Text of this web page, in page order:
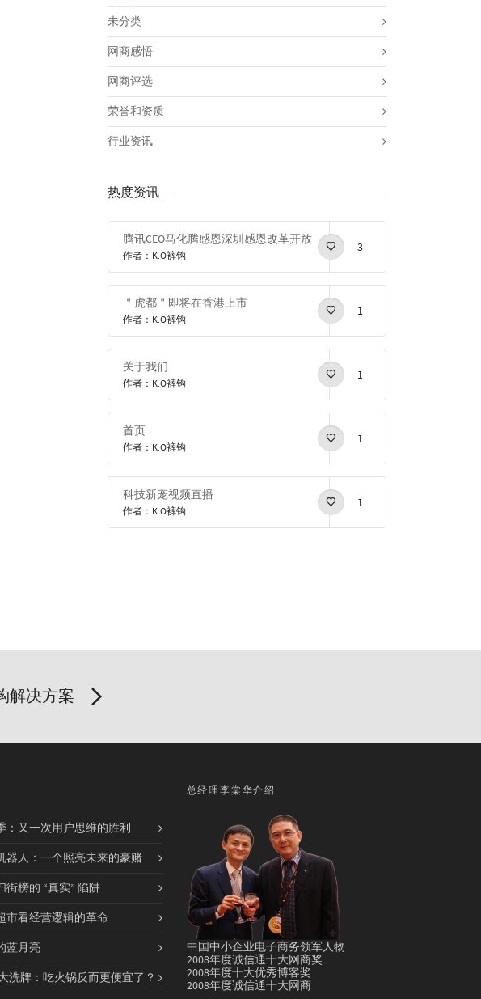
未分类
网商感悟
网商评选
荣誉和资质
行业资讯
热度资讯
腾讯CEO马化腾感恩深圳感恩改革开放
作者：K.O裤钩
3
＂虎都＂即将在香港上市
作者：K.O裤钩
1
关于我们
作者：K.O裤钩
1
首页
作者：K.O裤钩
1
科技新宠视频直播
作者：K.O裤钩
1
解决方案
：又一次用户思维的胜利
器人：一个照亮未来的豪赌
街榜的 “真实” 陷阱
市看经营逻辑的革命
蓝月亮
洗牌：吃火锅反而更便宜了？
总经理李棠华介绍
中国中小企业电子商务领军人物
2008年度诚信通十大网商奖
2008年度十大优秀博客奖
2008年度诚信通十大网商